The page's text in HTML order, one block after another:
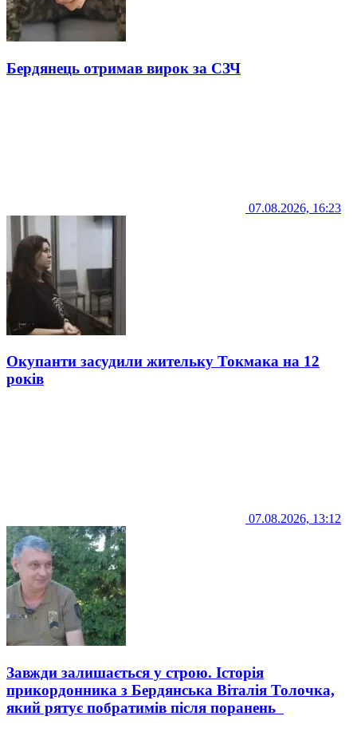
Бердянець отримав вирок за СЗЧ
07.08.2026, 16:23
Окупанти засудили жительку Токмака на 12
років
07.08.2026, 13:12
Завжди залишається у строю. Історія
прикордонника з Бердянська Віталія Толочка,
який рятує побратимів після поранень